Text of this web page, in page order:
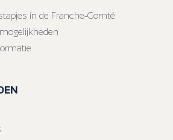
in de Franche-Comté